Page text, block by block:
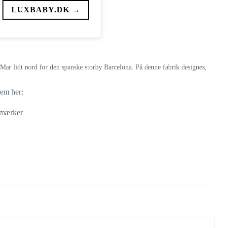
LUXBABY.DK →
lidt nord for den spanske storby Barcelona. På denne fabrik designes,
her: